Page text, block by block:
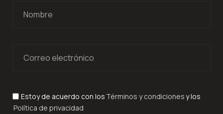
Estoy de acuerdo con los Términos y condicionesy los
Política de privacidad